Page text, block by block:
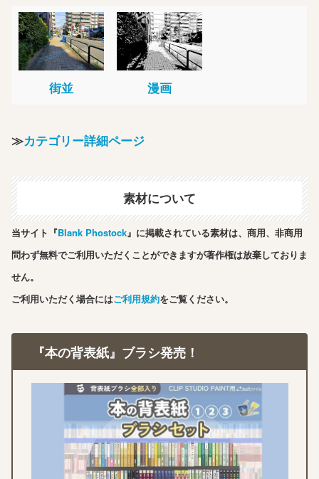
街並 漫画
≫カテゴリー詳細ページ
素材について
当サイト『Blank Phostock』に掲載されている素材は、商用、非商用
問わず無料でご利用いただくことができますが著作権は放棄しておりま
せん。
ご利用いただく場合にはご利用規約をご覧ください。
『本の背表紙』ブラシ発売！